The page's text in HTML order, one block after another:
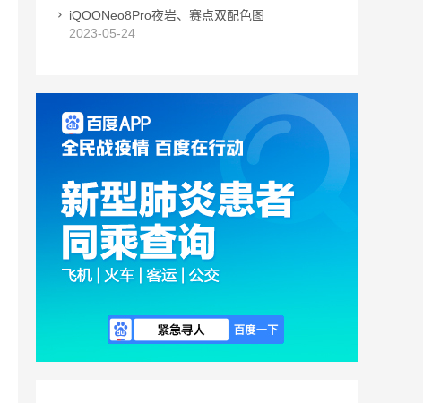
iQOONeo8Pro夜岩、赛点双配色图
2023-05-24